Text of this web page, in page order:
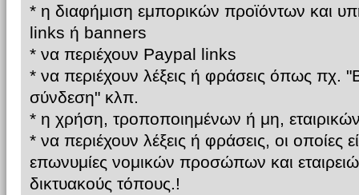
* η διαφήμιση εμπορικών προϊόντων και
links ή banners
* να περιέχουν Paypal links
* να περιέχουν λέξεις ή φράσεις όπως πχ.
σύνδεση" κλπ.
* η χρήση, τροποποιημένων ή μη,
* να περιέχουν λέξεις ή φράσεις, οι οποίες
επωνυμίες νομικών προσώπων και
δικτυακούς τόπους.!